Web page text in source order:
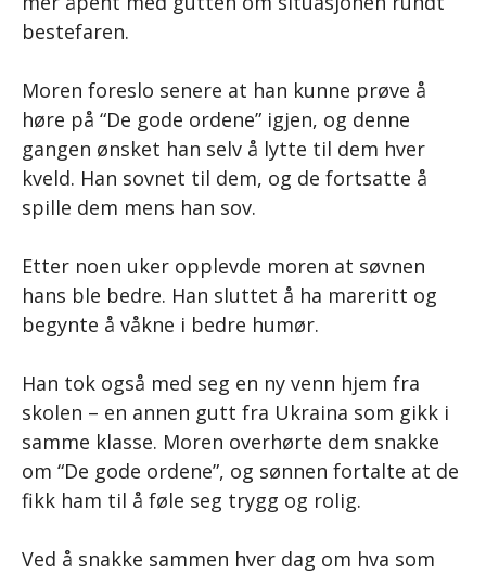
bestefaren.
Moren foreslo senere at han kunne prøve å
høre på “De gode ordene” igjen, og denne
gangen ønsket han selv å lytte til dem hver
kveld. Han sovnet til dem, og de fortsatte å
spille dem mens han sov.
Etter noen uker opplevde moren at søvnen
hans ble bedre. Han sluttet å ha mareritt og
begynte å våkne i bedre humør.
Han tok også med seg en ny venn hjem fra
skolen – en annen gutt fra Ukraina som gikk i
samme klasse. Moren overhørte dem snakke
om “De gode ordene”, og sønnen fortalte at de
fikk ham til å føle seg trygg og rolig.
Ved å snakke sammen hver dag om hva som